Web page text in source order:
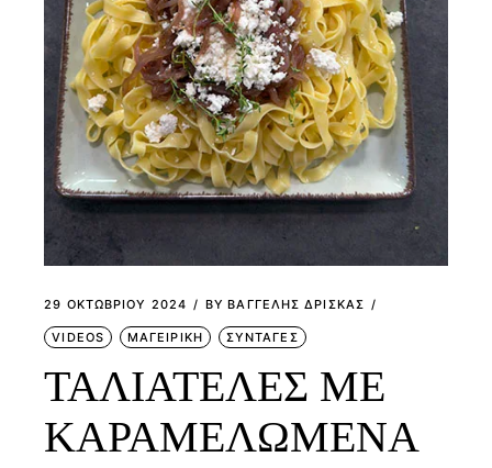
29 ΟΚΤΩΒΡΊΟΥ 2024 BY ΒΑΓΓΕΛΗΣ ΔΡΙΣΚΑΣ
VIDEOS ΜΑΓΕΙΡΙΚΗ ΣΥΝΤΑΓΕΣ
ΤΑΛΙΑΤΕΛΕΣ ΜΕ
ΚΑΡΑΜΕΛΩΜΕΝΑ